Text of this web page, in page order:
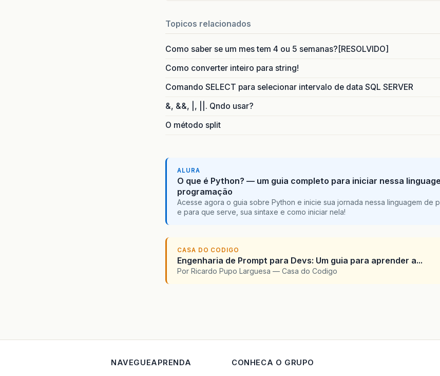
Topicos relacionados
Como saber se um mes tem 4 ou 5 semanas?[RESOLVIDO]
Como converter inteiro para string!
Comando SELECT para selecionar intervalo de data SQL SERVER
&, &&, |, ||. Qndo usar?
O método split
ALURA
O que é Python? — um guia completo para iniciar nessa
programação
Acesse agora o guia sobre Python e inicie sua jornada nessa linguagem de
e para que serve, sua sintaxe e como iniciar nela!
CASA DO CODIGO
Engenharia de Prompt para Devs: Um guia para aprender a...
Por Ricardo Pupo Larguesa — Casa do Codigo
NAVEGUEAPRENDA
CONHECA O GRUPO